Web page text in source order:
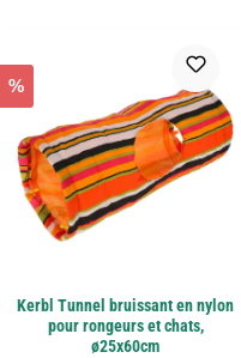
%
Kerbl Tunnel bruissant en nylon
pour rongeurs et chats,
ø25x60cm